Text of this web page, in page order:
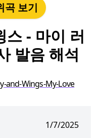
곡 보기
스 - 마이 러
발음 해석
and-Wings-My-Love
1/7/2025